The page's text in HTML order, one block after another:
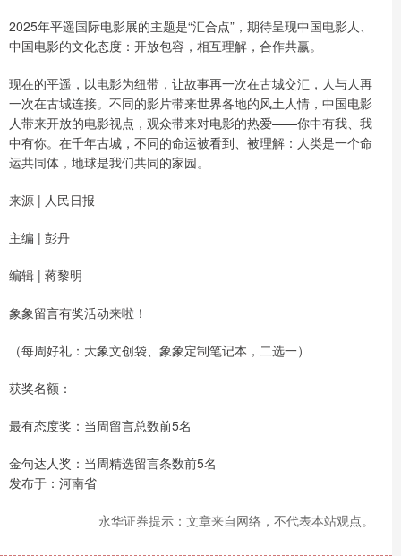
2025年平遥国际电影展的主题是“汇合点”，期待呈现中国电影人、
中国电影的文化态度：开放包容，相互理解，合作共赢。
现在的平遥，以电影为纽带，让故事再一次在古城交汇，人与人再
一次在古城连接。不同的影片带来世界各地的风土人情，中国电影
人带来开放的电影视点，观众带来对电影的热爱——你中有我、我
中有你。在千年古城，不同的命运被看到、被理解：人类是一个命
运共同体，地球是我们共同的家园。
来源 | 人民日报
主编 | 彭丹
编辑 | 蒋黎明
象象留言有奖活动来啦！
（每周好礼：大象文创袋、象象定制笔记本，二选一）
获奖名额：
最有态度奖：当周留言总数前5名
金句达人奖：当周精选留言条数前5名
发布于：河南省
永华证券提示：文章来自网络，不代表本站观点。